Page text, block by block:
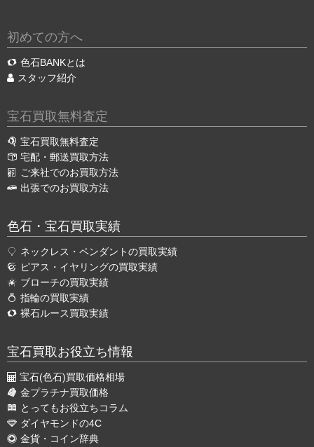
初めての方へ
色石BANKとは
スタッフ紹介
宝石買取無料査定
宝石買取無料査定
宅配・郵送買取方法
ご来社でのお買取方法
出張でのお買取方法
色石・宝石買取実績
ネックレス・ペンダントの買取実績
ピアス・イヤリングの買取実績
ブローチの買取実績
指輪の買取実績
裸石ルース買取実績
宝石買取お役立ち情報
宝石(色石)買取価格相場
金プラチナ買取価格
とってもお役立ちコラム
ダイヤモンドの4C
金貨・コイン辞典